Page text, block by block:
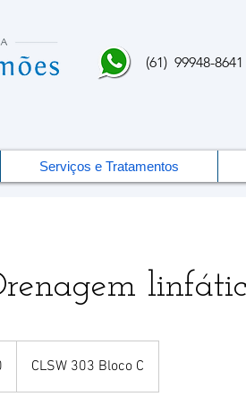
(61) 99948-8641
Serviços e Tratamentos
CLSW 303 Bloco C